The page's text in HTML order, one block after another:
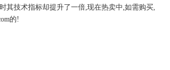
其技术指标却提升了一倍,现在热卖中,如需购买,
的!